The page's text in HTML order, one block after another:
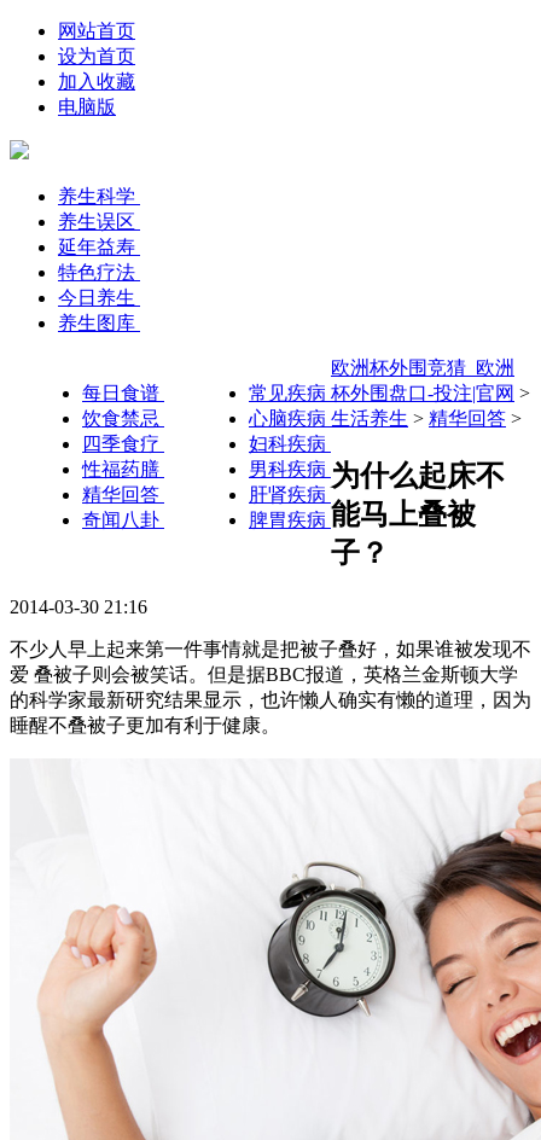
网站首页
设为首页
加入收藏
电脑版
养生科学
养生误区
延年益寿
特色疗法
今日养生
养生图库
每日食谱
饮食禁忌
四季食疗
性福药膳
精华回答
奇闻八卦
常见疾病
心脑疾病
妇科疾病
男科疾病
肝肾疾病
脾胃疾病
欧洲杯外围竞猜_欧洲
杯外围盘口-投注|官网 >
生活养生 > 精华回答 >
为什么起床不
能马上叠被
子？
2014-03-30 21:16
不少人早上起来第一件事情就是把被子叠好，如果谁被发现不
爱 叠被子则会被笑话。但是据BBC报道，英格兰金斯顿大学
的科学家最新研究结果显示，也许懒人确实有懒的道理，因为
睡醒不叠被子更加有利于健康。